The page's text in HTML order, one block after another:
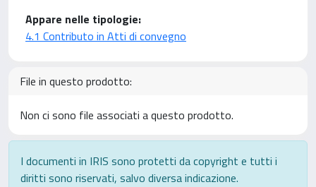
Appare nelle tipologie:
4.1 Contributo in Atti di convegno
File in questo prodotto:
Non ci sono file associati a questo prodotto.
I documenti in IRIS sono protetti da copyright e tutti i
diritti sono riservati, salvo diversa indicazione.